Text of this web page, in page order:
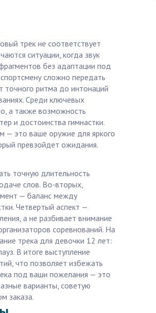
трек не соответствует
ситуации, когда звук
без адаптации под
сложно передать
точного ритма до интонаций
Среди ключевых
а также возможность
и достоинства гимнастки.
— это ваше оружие для яркого
превзойдет ожидания.
точную длительность
слов. Во-вторых,
— баланс между
Четвертый аспект —
а не разбивает внимание
соревнований. На
трека для девочки 12 лет:
В итоге выступление
что позволяет избежать
под ваши пожелания — это
варианты, советую
заказа.